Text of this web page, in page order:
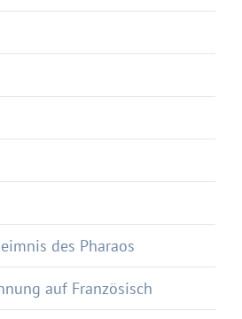
des Pharaos
auf Französisch